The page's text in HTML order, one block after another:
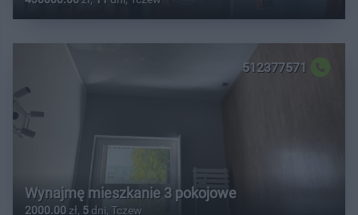
512377571
Wynajmę mieszkanie 3 pokojowe
2000.00 zł, 5 dni, Tczew